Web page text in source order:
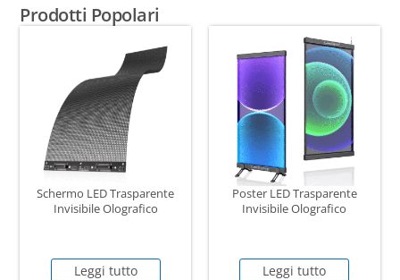
Prodotti Popolari
Schermo LED Trasparente
Invisibile Olografico
Leggi tutto
Poster LED Trasparente
Invisibile Olografico
Leggi tutto